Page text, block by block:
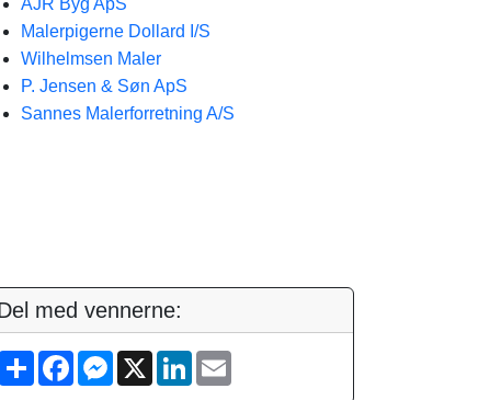
AJR Byg ApS
Malerpigerne Dollard I/S
Wilhelmsen Maler
P. Jensen & Søn ApS
Sannes Malerforretning A/S
med vennerne:
S
h
F
a
M
X
L